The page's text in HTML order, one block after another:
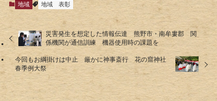
地域 地域 表彰
災害発生を想定した情報伝達 熊野市・南牟婁郡 関
係機関が通信訓練 機器使用時の課題を
今回もお綱掛けは中止 厳かに神事斎行 花の窟神社
春季例大祭